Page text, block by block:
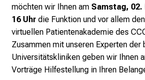
möchten wir Ihnen am Samstag, 02.
16 Uhr die Funktion und vor allem
virtuellen Patientenakademie des
Zusammen mit unseren Experten der
Universitätskliniken geben wir Ihnen
Vorträge Hilfestellung in Ihren